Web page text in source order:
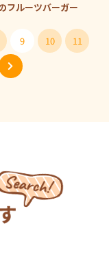
フルーツバーガー
9 10
11